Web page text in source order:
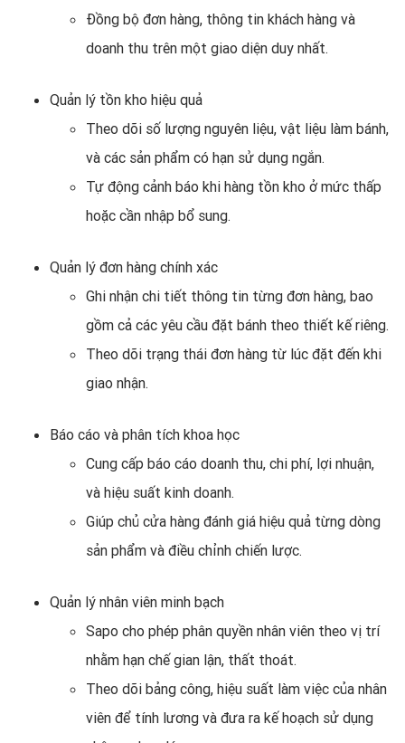
Đồng bộ đơn hàng, thông tin khách hàng và
doanh thu trên một giao diện duy nhất.
Quản lý tồn kho hiệu quả
Theo dõi số lượng nguyên liệu, vật liệu làm bánh,
và các sản phẩm có hạn sử dụng ngắn.
Tự động cảnh báo khi hàng tồn kho ở mức thấp
hoặc cần nhập bổ sung.
Quản lý đơn hàng chính xác
Ghi nhận chi tiết thông tin từng đơn hàng, bao
gồm cả các yêu cầu đặt bánh theo thiết kế riêng.
Theo dõi trạng thái đơn hàng từ lúc đặt đến khi
giao nhận.
Báo cáo và phân tích khoa học
Cung cấp báo cáo doanh thu, chi phí, lợi nhuận,
và hiệu suất kinh doanh.
Giúp chủ cửa hàng đánh giá hiệu quả từng dòng
sản phẩm và điều chỉnh chiến lược.
Quản lý nhân viên minh bạch
Sapo cho phép phân quyền nhân viên theo vị trí
nhằm hạn chế gian lận, thất thoát.
Theo dõi bảng công, hiệu suất làm việc của nhân
viên để tính lương và đưa ra kế hoạch sử dụng